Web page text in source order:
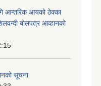
आन्तरिक आयको ठेक्का
बोलपत्र आव्हानको
सूचना